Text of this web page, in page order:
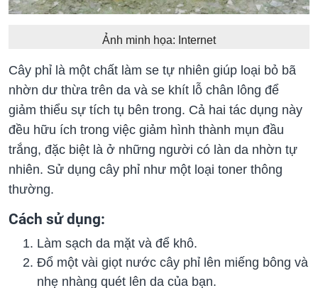
Ảnh minh họa: Internet
Cây phỉ là một chất làm se tự nhiên giúp loại bỏ bã
nhờn dư thừa trên da và se khít lỗ chân lông để
giảm thiểu sự tích tụ bên trong. Cả hai tác dụng này
đều hữu ích trong việc giảm hình thành mụn đầu
trắng, đặc biệt là ở những người có làn da nhờn tự
nhiên. Sử dụng cây phỉ như một loại toner thông
thường.
Cách sử dụng:
Làm sạch da mặt và để khô.
Đổ một vài giọt nước cây phỉ lên miếng bông và
nhẹ nhàng quét lên da của bạn.